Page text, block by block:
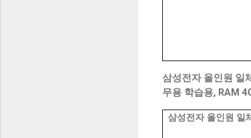
삼성전자 올인원 일
무용 학습용, RAM
삼성전자 올인원 일